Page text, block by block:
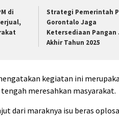
di
Strategi Pemerintah
Gorontalo Jaga
Ketersediaan Pangan
Akhir Tahun 2025
kegiatan ini
meresahkan masyarakat.
dari maraknya isu beras